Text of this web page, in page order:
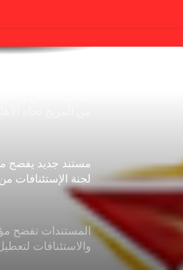
الفنلندي يفضح لجان
شكوى المريخ ويهدد
مستند جديد يفضح
لجنة الإستئنافات
المستندات تفضح
والاستئنافات